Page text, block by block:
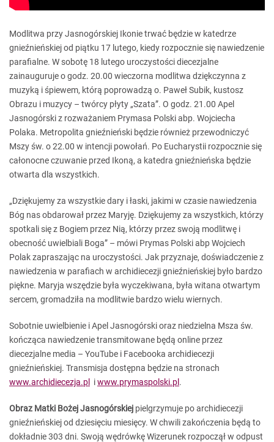
Modlitwa przy Jasnogórskiej Ikonie trwać będzie w katedrze
gnieźnieńskiej od piątku 17 lutego, kiedy rozpocznie się nawiedzenie
parafialne. W sobotę 18 lutego uroczystości diecezjalne
zainauguruje o godz. 20.00 wieczorna modlitwa dziękczynna z
muzyką i śpiewem, którą poprowadzą o. Paweł Subik, kustosz
Obrazu i muzycy – twórcy płyty „Szata”. O godz. 21.00 Apel
Jasnogórski z rozważaniem Prymasa Polski abp. Wojciecha
Polaka. Metropolita gnieźnieński będzie również przewodniczyć
Mszy św. o 22.00 w intencji powołań. Po Eucharystii rozpocznie się
całonocne czuwanie przed Ikoną, a katedra gnieźnieńska będzie
otwarta dla wszystkich.
„Dziękujemy za wszystkie dary i łaski, jakimi w czasie nawiedzenia
Bóg nas obdarował przez Maryję. Dziękujemy za wszystkich, którzy
spotkali się z Bogiem przez Nią, którzy przez swoją modlitwę i
obecność uwielbiali Boga” – mówi Prymas Polski abp Wojciech
Polak zapraszając na uroczystości. Jak przyznaje, doświadczenie z
nawiedzenia w parafiach w archidiecezji gnieźnieńskiej było bardzo
piękne. Maryja wszędzie była wyczekiwana, była witana otwartym
sercem, gromadziła na modlitwie bardzo wielu wiernych.
Sobotnie uwielbienie i Apel Jasnogórski oraz niedzielna Msza św.
kończąca nawiedzenie transmitowane będą online przez
diecezjalne media – YouTube i Facebooka archidiecezji
gnieźnieńskiej. Transmisja dostępna będzie na stronach
www.archidiecezja.pl
iwww.prymaspolski.pl .
Obraz Matki Bożej Jasnogórskiej pielgrzymuje po archidiecezji
gnieźnieńskiej od dziesięciu miesięcy. W chwili zakończenia będą to
dokładnie 303 dni. Swoją wędrówkę Wizerunek rozpoczął w odpust